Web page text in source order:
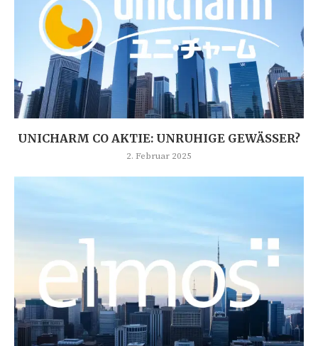
UNICHARM CO AKTIE: UNRUHIGE GEWÄSSER?
2. Februar 2025